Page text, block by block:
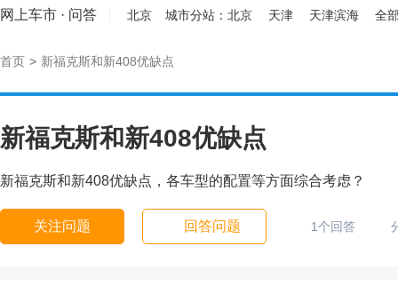
网上车市 · 问答 北京 城市分站： 北京 天津 天津滨海 全
首页 > 新福克斯和新408优缺点
新福克斯和新408优缺点
新福克斯和新408优缺点，各车型的配置等方面综合考虑？
关注问题 回答问题 1个回答